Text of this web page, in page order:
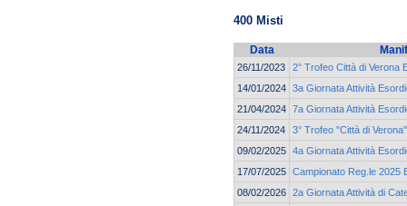
400 Misti
Data
26/11/2023
2° Trofeo Città di Verona
14/01/2024 3a Giornata Attività
21/04/2024 7a Giornata Attività
24/11/2024
3° Trofeo "Città di
09/02/2025 4a Giornata Attività
17/07/2025 Campionato Reg.le 2025
08/02/2026 2a Giornata Attività di